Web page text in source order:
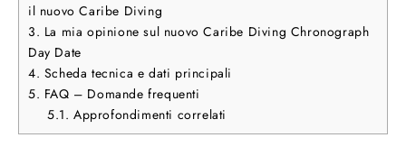
il nuovo Caribe Diving
3. La mia opinione sul nuovo Caribe Diving Chronograph
Day Date
4. Scheda tecnica e dati principali
5. FAQ – Domande frequenti
5.1. Approfondimenti correlati